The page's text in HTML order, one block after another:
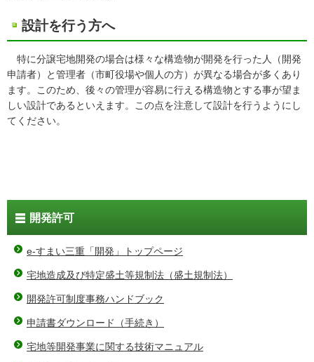
設計を行う方へ
特に分譲宅地開発の場合は様々な構造物が開発を行った人（開発
申請者）と管理者（市町役場や個人の方）が異なる場合が多くあり
ます。このため、後々の管理が容易に行える構造物とする事が望ま
しい設計であるといえます。この点を注意して設計を行うようにし
てください。
開発許可
e-すまい三重「開発」トップページ
宅地造成及び特定盛土等規制法（盛土規制法）
開発許可制度事務ハンドブック
申請書ダウンロード（手続き）
宅地等開発事業に関する技術マニュアル